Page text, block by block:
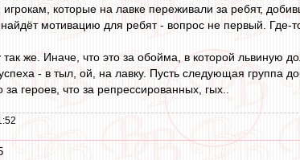
которые на лавке переживали за ребят,
мотивацию для ребят - вопрос не первый. Где-
же. Иначе, что это за обойма, в которой львиную
- в тыл, ой, на лавку. Пусть следующая группа
героев, что за репрессированных, гых..